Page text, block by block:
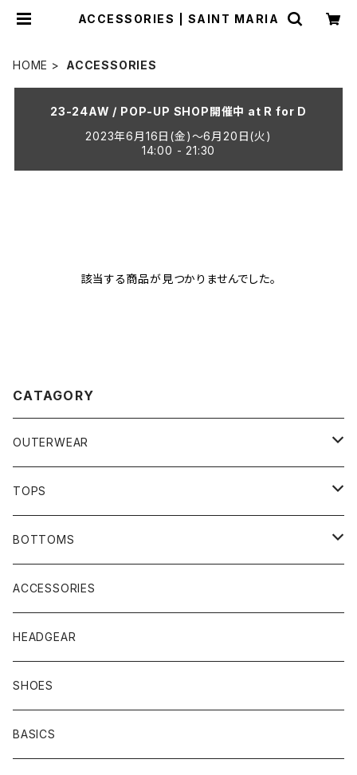
ACCESSORIES | SAINT MARIA
HOME ACCESSORIES
23-24AW / POP-UP SHOP開催中 at R for D
2023年6月16日(金)〜6月20日(火)
14:00 - 21:30
該当する商品が見つかりませんでした。
CATAGORY
OUTERWEAR
JACKET
COAT
VEST
TOPS
SHIRTS
HOODIE
T-SHIRTS
BOTTOMS
TRACK PANTS
ACCESSORIES
HEADGEAR
SHOES
BASICS